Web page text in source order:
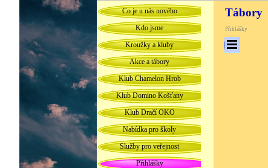
Co je u nás nového
Kdo jsme
Kroužky a kluby
Akce a tábory
Klub Chamelon Hrob
Klub Domino Košťany
Klub Dračí OKO
Nabídka pro školy
Služby pro veřejnost
Přihlášky
Tábory
Přihlášky